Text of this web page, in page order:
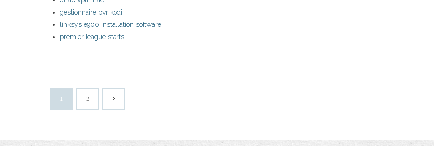
gestionnaire pvr kodi
linksys e900 installation software
premier league starts
1 2